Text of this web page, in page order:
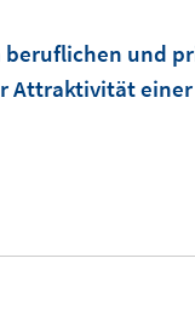
m
F
e
und
Attraktivität